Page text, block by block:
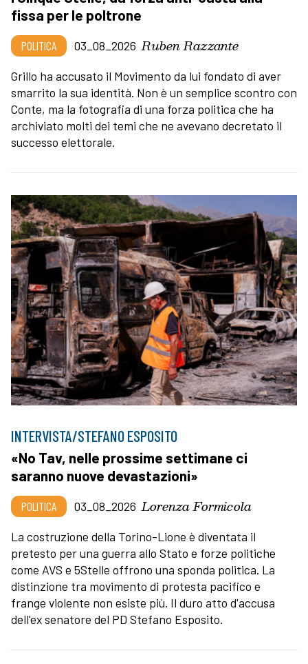
fissa per le poltrone
POLITICA 03_08_2026 Ruben Razzante
Grillo ha accusato il Movimento da lui fondato di aver
smarrito la sua identità. Non è un semplice scontro con
Conte, ma la fotografia di una forza politica che ha
archiviato molti dei temi che ne avevano decretato il
successo elettorale.
INTERVISTA/STEFANO ESPOSITO
«No Tav, nelle prossime settimane ci
saranno nuove devastazioni»
POLITICA 03_08_2026 Lorenza Formicola
La costruzione della Torino-Lione è diventata il
pretesto per una guerra allo Stato e forze politiche
come AVS e 5Stelle offrono una sponda politica. La
distinzione tra movimento di protesta pacifico e
frange violente non esiste più. Il duro atto d'accusa
dell'ex senatore del PD Stefano Esposito.